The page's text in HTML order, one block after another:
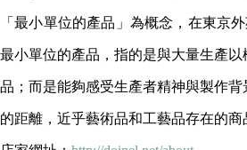
「最小單位的產品」為概念，在東京
最小單位的產品，指的是與大量生產
品；而是能夠感受生產者精神與製作
的距離，近乎藝術品和工藝品存在的商